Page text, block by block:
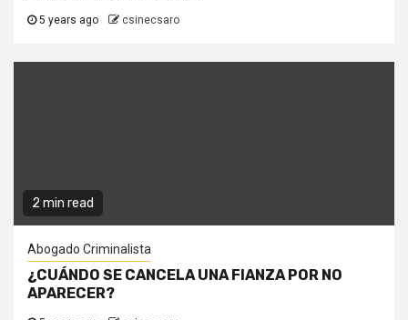
5 years ago csinecsaro
2 min read
Abogado Criminalista
¿CUÁNDO SE CANCELA UNA FIANZA POR NO
APARECER?